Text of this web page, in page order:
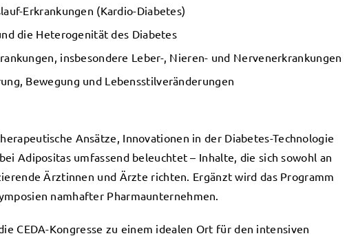
Erkrankungen (Kardio-Diabetes)
die Heterogenität des Diabetes
insbesondere Leber-, Nieren- und Nervenerkrankungen
Bewegung und Lebensstilveränderungen
Ansätze, Innovationen in der Diabetes-Technologie
Adipositas umfassend beleuchtet – Inhalte, die sich sowohl an
Ärztinnen und Ärzte richten. Ergänzt wird das Programm
namhafter Pharmaunternehmen.
CEDA-Kongresse zu einem idealen Ort für den intensiven